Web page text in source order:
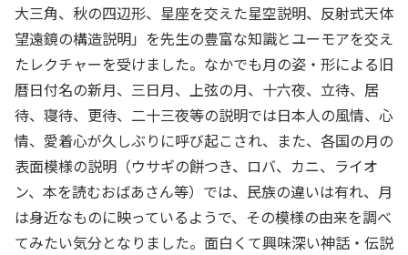
大三角、秋の四辺形、星座を交えた星空説明、反射式天体
望遠鏡の構造説明」を先生の豊富な知識とユーモアを交え
たレクチャーを受けました。なかでも月の姿・形による旧
暦日付名の新月、三日月、上弦の月、十六夜、立待、居
待、寝待、更待、二十三夜等の説明では日本人の風情、心
情、愛着心が久しぶりに呼び起こされ、また、各国の月の
表面模様の説明（ウサギの餅つき、ロバ、カニ、ライオ
ン、本を読むおばあさん等）では、民族の違いは有れ、月
は身近なものに映っているようで、その模様の由来を調べ
てみたい気分となりました。面白くて興味深い神話・伝説